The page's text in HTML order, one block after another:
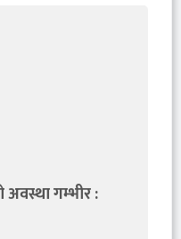
अवस्था गम्भीर :